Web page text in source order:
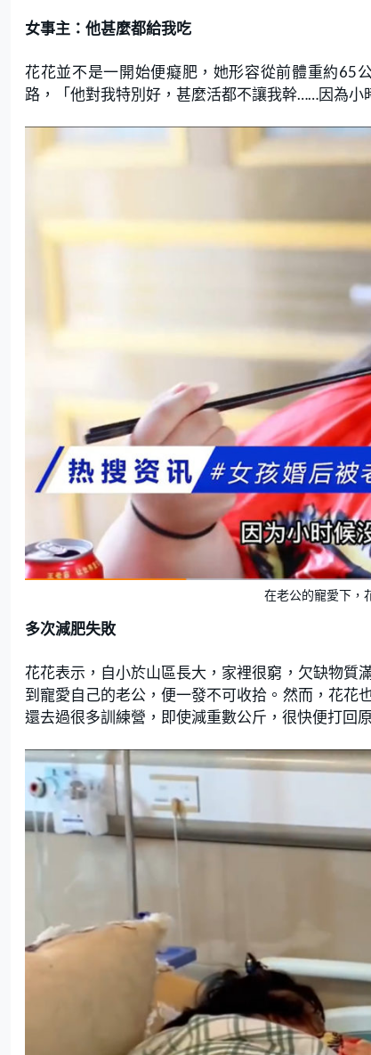
女事主：他甚麼都給我吃
花花並不是一開始便癡肥，她形容從前體重約65
路，「他對我特別好，甚麼活都不讓我幹……因為小
在老公的寵愛下，
多次減肥失敗
花花表示，自小於山區長大，家裡很窮，欠缺物質
到寵愛自己的老公，便一發不可收拾。然而，花花
還去過很多訓練營，即使減重數公斤，很快便打回